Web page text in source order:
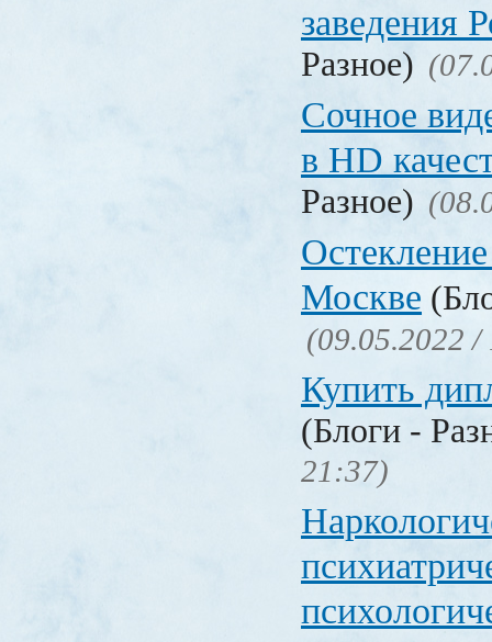
заведения
Разное)
Сочное
в HD
Разное)
Москве
(09.05.2022 /
Купить
(Блоги -
21:37)